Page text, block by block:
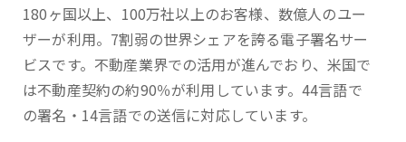
180ヶ国以上、100万社以上のお客様、数億人のユー
ザーが利用。7割弱の世界シェアを誇る電子署名サー
ビスです。不動産業界での活用が進んでおり、米国で
は不動産契約の約90％が利用しています。44言語で
の署名・14言語での送信に対応しています。